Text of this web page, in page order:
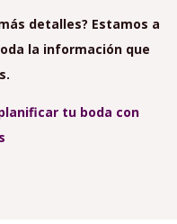
detalles? Estamos a
la información que
tu boda con